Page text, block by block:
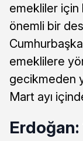
emekliler için
önemli bir
emeklilere
gecikmeden
Mart ayı